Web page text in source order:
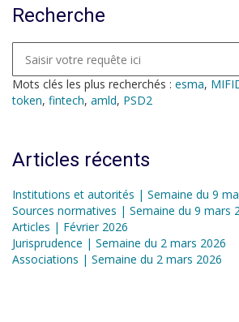
Recherche
Mots clés les plus recherchés : esma,
token, fintech, amld, PSD2
Articles récents
Institutions et autorités | Semaine du 9
Sources normatives | Semaine du 9 mars
Articles | Février 2026
Jurisprudence | Semaine du 2 mars 2026
Associations | Semaine du 2 mars 2026